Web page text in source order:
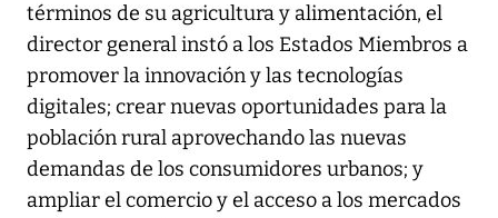
términos de su agricultura y alimentación, el
director general instó a los Estados Miembros a
promover la innovación y las tecnologías
digitales; crear nuevas oportunidades para la
población rural aprovechando las nuevas
demandas de los consumidores urbanos; y
ampliar el comercio y el acceso a los mercados